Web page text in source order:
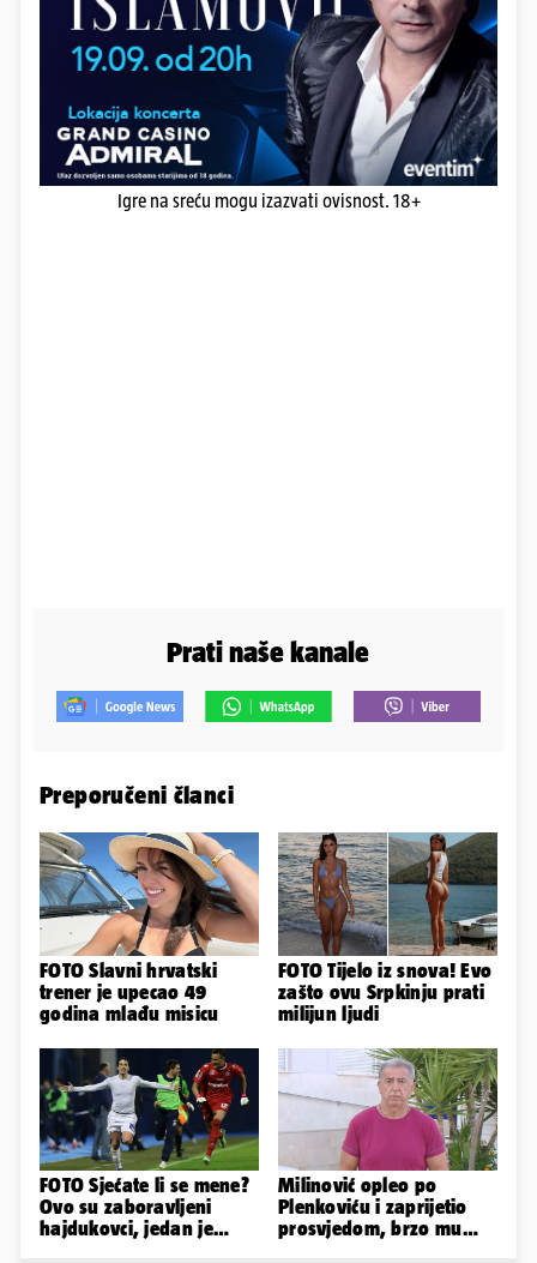
Igre na sreću mogu izazvati ovisnost. 18+
Prati naše kanale
Preporučeni članci
FOTO Slavni hrvatski
trener je upecao 49
godina mlađu misicu
FOTO Tijelo iz snova! Evo
zašto ovu Srpkinju prati
milijun ljudi
FOTO Sjećate li se mene?
Ovo su zaboravljeni
hajdukovci, jedan je
Milinović opleo po
Plenkoviću i zaprijetio
prosvjedom, brzo mu